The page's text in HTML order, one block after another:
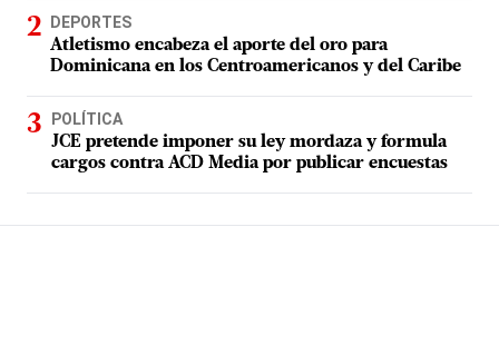
DEPORTES
Atletismo encabeza el aporte del oro para
Dominicana en los Centroamericanos y del Caribe
POLÍTICA
JCE pretende imponer su ley mordaza y formula
cargos contra ACD Media por publicar encuestas